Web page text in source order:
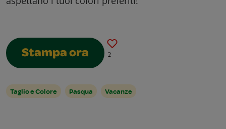
Stampa ora 2
Taglio e Colore Pasqua Vacanze